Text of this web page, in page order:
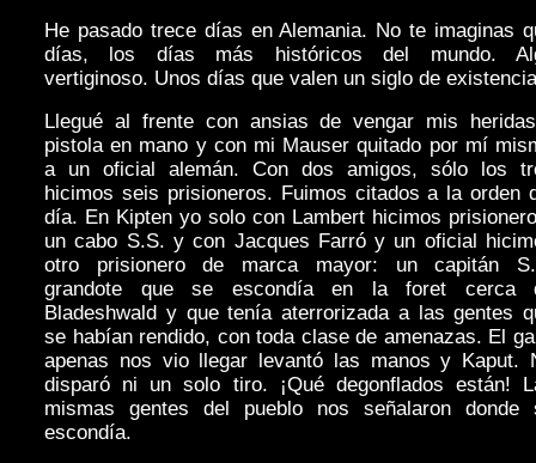
He pasado trece días en Alemania. No te imaginas
días, los días más históricos del mundo.
vertiginoso. Unos días que valen un siglo de
Llegué al frente con ansias de vengar mis
pistola en mano y con mi Mauser quitado por mí
a un oficial alemán. Con dos amigos, sólo los
hicimos seis prisioneros. Fuimos citados a la orden
día. En Kipten yo solo con Lambert hicimos
un cabo S.S. y con Jacques Farró y un oficial
otro prisionero de marca mayor: un capitán
grandote que se escondía en la foret cerca
Bladeshwald y que tenía aterrorizada a las gentes
se habían rendido, con toda clase de amenazas. El
apenas nos vio llegar levantó las manos y Kaput.
disparó ni un solo tiro. ¡Qué degonflados están!
mismas gentes del pueblo nos señalaron donde
escondía.